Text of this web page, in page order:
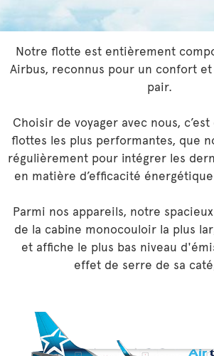
Notre flotte est entièrement
Airbus, reconnus pour un confort
pair.
Choisir de voyager avec nous,
flottes les plus performantes, que
régulièrement pour intégrer les
en matière d’efficacité
Parmi nos appareils, notre
de la cabine monocouloir la plus
et affiche le plus bas niveau
effet de serre de sa